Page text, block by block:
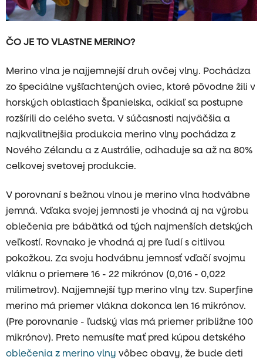
ČO JE TO VLASTNE MERINO?
Merino vlna je najjemnejší druh ovčej vlny. Pochádza
zo špeciálne vyšľachtených oviec, ktoré pôvodne žili v
horských oblastiach Španielska, odkiaľ sa postupne
rozšírili do celého sveta. V súčasnosti najväčšia a
najkvalitnejšia produkcia merino vlny pochádza z
Nového Zélandu a z Austrálie, odhaduje sa až na 80%
celkovej svetovej produkcie.
V porovnaní s bežnou vlnou je merino vlna hodvábne
jemná. Vďaka svojej jemnosti je vhodná aj na výrobu
oblečenia pre bábätká od tých najmenších detských
veľkostí. Rovnako je vhodná aj pre ľudí s citlivou
pokožkou. Za svoju hodvábnu jemnosť vďačí svojmu
vláknu o priemere 16 - 22 mikrónov (0,016 - 0,022
milimetrov). Najjemnejší typ merino vlny tzv. Superfine
merino má priemer vlákna dokonca len 16 mikrónov.
(Pre porovnanie - ľudský vlas má priemer približne 100
mikrónov). Preto nemusíte mať pred kúpou detského
oblečenia z merino vlny vôbec obavy, že bude deti